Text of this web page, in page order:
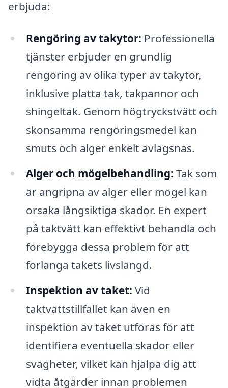
erbjuda:
Rengöring av takytor: Professionella
tjänster erbjuder en grundlig
rengöring av olika typer av takytor,
inklusive platta tak, takpannor och
shingeltak. Genom högtryckstvätt och
skonsamma rengöringsmedel kan
smuts och alger enkelt avlägsnas.
Alger och mögelbehandling: Tak som
är angripna av alger eller mögel kan
orsaka långsiktiga skador. En expert
på taktvätt kan effektivt behandla och
förebygga dessa problem för att
förlänga takets livslängd.
Inspektion av taket: Vid
taktvättstillfället kan även en
inspektion av taket utföras för att
identifiera eventuella skador eller
svagheter, vilket kan hjälpa dig att
vidta åtgärder innan problemen